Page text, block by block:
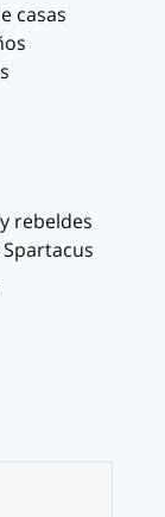
casas
rebeldes